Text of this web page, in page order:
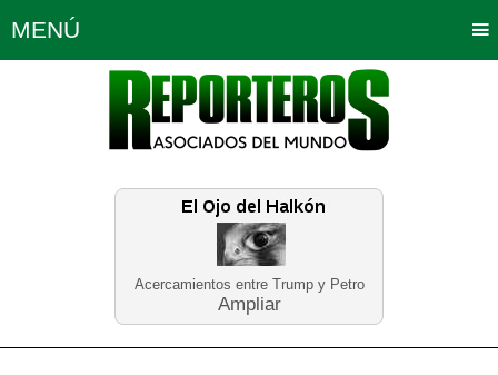
Acercamientos entre Trump y Petro
Ampliar
MENÚ
Política Opinión Bogotá
Planeta Tierra Deportes
Educación Neira